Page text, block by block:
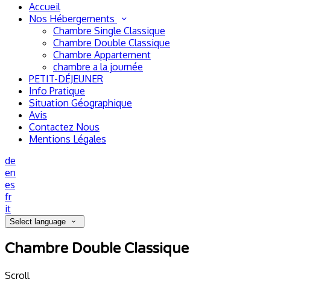
Accueil
Nos Hébergements
Chambre Single Classique
Chambre Double Classique
Chambre Appartement
chambre a la journée
PETIT-DÉJEUNER
Info Pratique
Situation Géographique
Avis
Contactez Nous
Mentions Légales
de
en
es
fr
it
Select language
Chambre Double Classique
Scroll